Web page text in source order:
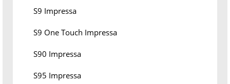
S9 Impressa
S9 One Touch Impressa
S90 Impressa
S95 Impressa